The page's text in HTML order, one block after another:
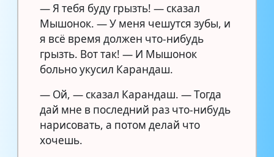
— Я тебя буду грызть! — сказал
Мышонок. — У меня чешутся зубы, и
я всё время должен что-нибудь
грызть. Вот так! — И Мышонок
больно укусил Карандаш.
— Ой, — сказал Карандаш. — Тогда
дай мне в последний раз что-нибудь
нарисовать, а потом делай что
хочешь.